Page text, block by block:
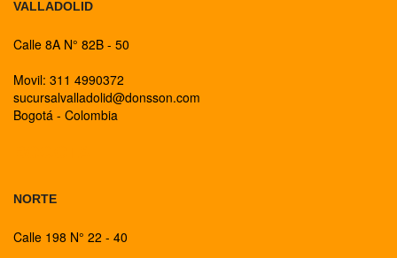
VALLADOLID
Calle 8A N° 82B - 50
Movil: 311 4990372
sucursalvalladolid@donsson.com
Bogotá - Colombia
NORTE
Calle 198 N° 22 - 40